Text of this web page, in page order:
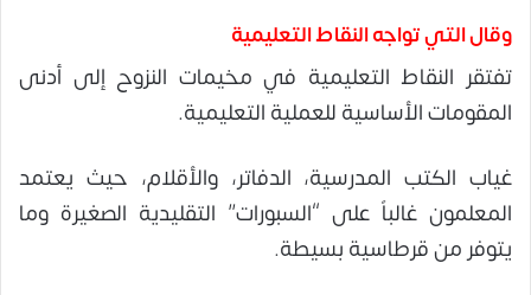
وقال التي تواجه النقاط التعليمية
تفتقر النقاط التعليمية في مخيمات النزوح إلى أدنى
المقومات الأساسية للعملية التعليمية.
غياب الكتب المدرسية، الدفاتر، والأقلام، حيث يعتمد
المعلمون غالباً على “السبورات” التقليدية الصغيرة وما
يتوفر من قرطاسية بسيطة.